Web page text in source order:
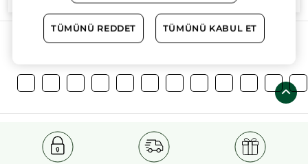
Daha Fazlasını Keşfedin!
TÜMÜNÜ REDDET TÜMÜNÜ KABUL ET